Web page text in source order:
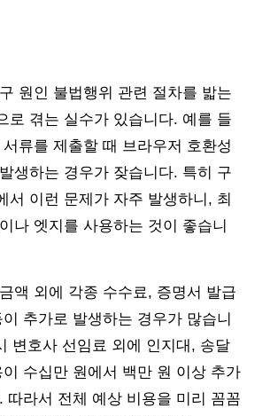
원인 불법행위 관련 절차를 밟는
로 겪는 실수가 있습니다. 예를 들
류를 제출할 때 브라우저 호환성
생하는 경우가 잦습니다. 특히 구
서 이런 문제가 자주 발생하니, 최
나 엣지를 사용하는 것이 좋습니
액 외에 각종 수수료, 증명서 발급
추가로 발생하는 경우가 많습니
변호사 선임료 외에 인지대, 송달
수십만 원에서 백만 원 이상 추가
따라서 전체 예상 비용을 미리 꼼꼼